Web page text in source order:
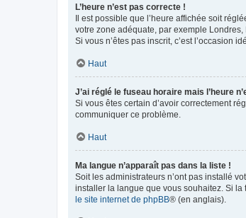
L’heure n’est pas correcte !
Il est possible que l’heure affichée soit
votre zone adéquate, par exemple Londres,
Si vous n’êtes pas inscrit, c’est l’occasion
Haut
J’ai réglé le fuseau horaire mais l’heure
Si vous êtes certain d’avoir correctement
communiquer ce problème.
Haut
Ma langue n’apparaît pas dans la liste !
Soit les administrateurs n’ont pas installé
installer la langue que vous souhaitez. Si la
le site internet de phpBB® (en anglais).